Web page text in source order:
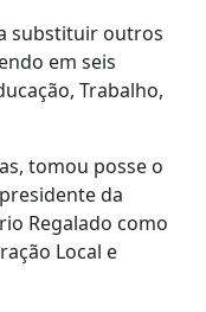
substituir outros
em seis
Trabalho,
tomou posse o
da
Regalado como
Local e